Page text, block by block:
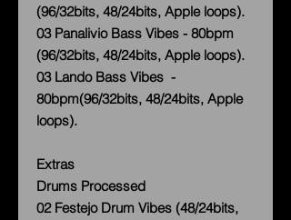
(96/32bits, 48/24bits, Apple loops).
03 Panalivio Bass Vibes - 80bpm
(96/32bits, 48/24bits, Apple loops).
03 Lando Bass Vibes -
80bpm(96/32bits, 48/24bits, Apple
loops).
Extras
Drums Processed
02 Festejo Drum Vibes (48/24bits,